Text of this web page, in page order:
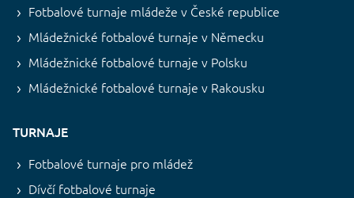
Fotbalové turnaje mládeže v České republice
Mládežnické fotbalové turnaje v Německu
Mládežnické fotbalové turnaje v Polsku
Mládežnické fotbalové turnaje v Rakousku
TURNAJE
Fotbalové turnaje pro mládež
Dívčí fotbalové turnaje